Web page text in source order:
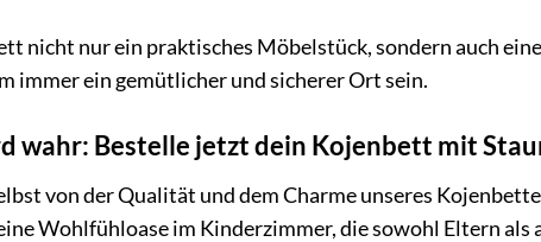
nicht nur ein praktisches Möbelstück, sondern auch
immer ein gemütlicher und sicherer Ort sein.
wahr: Bestelle jetzt dein Kojenbett mit
von der Qualität und dem Charme unseres
Wohlfühloase im Kinderzimmer, die sowohl Eltern als